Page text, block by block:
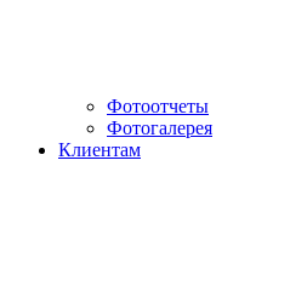
Фотоотчеты
Фотогалерея
Клиентам